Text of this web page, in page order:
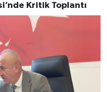
Kritik Toplantı